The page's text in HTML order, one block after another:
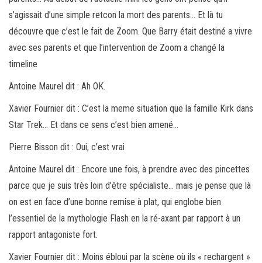
s’agissait d’une simple retcon la mort des parents… Et là tu
découvre que c’est le fait de Zoom. Que Barry était destiné a vivre
avec ses parents et que l’intervention de Zoom a changé la
timeline
Antoine Maurel dit : Ah OK.
Xavier Fournier dit : C’est la meme situation que la famille Kirk dans
Star Trek… Et dans ce sens c’est bien amené…
Pierre Bisson dit : Oui, c’est vrai
Antoine Maurel dit : Encore une fois, à prendre avec des pincettes
parce que je suis très loin d’être spécialiste… mais je pense que là
on est en face d’une bonne remise à plat, qui englobe bien
l’essentiel de la mythologie Flash en la ré-axant par rapport à un
rapport antagoniste fort.
Xavier Fournier dit : Moins ébloui par la scène où ils « rechargent »